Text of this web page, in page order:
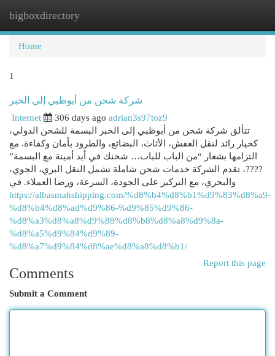
bigboxdirectory
Home
1
شركة شحن من أبوظبي إلى الخبر
Internet 306 days ago adrian3s97toz9
تتألق شركة شحن من أبوظبي إلى الخبر البسمة للشحن الدولي،
كخيار رائد لنقل العفش، الأثاث، البضائع، والطرود بأمان وكفاءة. مع
التزامها بشعار “من الباب للباب… شحنك في أيد أمينة مع البسمة”
????، تقدم الشركة خدمات شحن شاملة تشمل النقل البري، الجوي،
والبحري، مع التركيز على الجودة، السرعة، ورضا العملاء. في
https://albasmahshipping.com/%d8%b4%d8%b1%d9%83%d8%a9-
%d8%b4%d8%ad%d9%86-%d9%85%d9%86-
%d8%a3%d8%a8%d9%88%d8%b8%d8%a8%d9%8a-
%d8%a5%d9%84%d9%89-
%d8%a7%d9%84%d8%ae%d8%a8%d8%b1/
Report this page
Comments
Submit a Comment